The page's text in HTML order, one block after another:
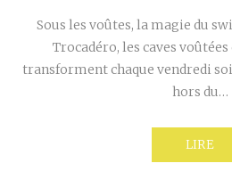
Sous les voûtes, la magie du
Trocadéro, les caves voûtées
transforment chaque vendredi
hors du…
LIRE